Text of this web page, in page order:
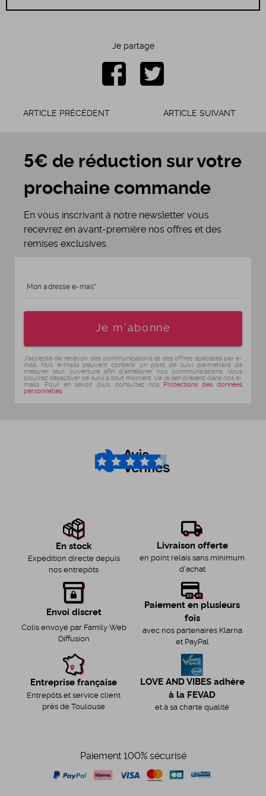
Je partage
ARTICLE PRÉCÉDENT ARTICLE SUIVANT
5€ de réduction sur votre
prochaine commande
En vous inscrivant à notre newsletter vous
recevrez en avant-première nos offres et des
remises exclusives.
Mon adresse e-mail
Je m'abonne
J'accepte de recevoir des communications et des offres spéciales par e-
mail. Nos e-mails peuvent contenir un pixel de suivi permettant de
mesurer leur ouverture afin d'améliorer nos communications. Vous
pourrez désactiver ce suivi à tout moment via le lien présent dans nos e-
mails. Pour en savoir plus, consultez nos Protections des données
personnelles
4.6/5
En stock
Expédition directe depuis
nos entrepôts
Livraison offerte
en point relais sans minimum
d'achat
Envoi discret
Colis envoyé par Family Web
Diffusion
Paiement en plusieurs
fois
avec nos partenaires Klarna
et PayPal
Entreprise française
Entrepôts et service client
près de Toulouse
LOVE AND VIBES adhère
à la FEVAD
et à sa charte qualité
Paiement 100% sécurisé